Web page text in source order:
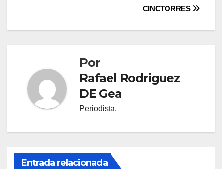
CINCTORRES
Por
Rafael Rodriguez
DE Gea
Periodista.
Entrada relacionada